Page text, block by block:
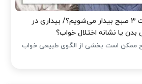
چرا بعضی شب‌ها ساعت ۳ صبح بیدار می‌شویم؟/ بیداری در
یا نشانه اختلال خواب؟
شدن ساعت ۳ صبح ممکن است بخشی از الگوی طبیعی خواب